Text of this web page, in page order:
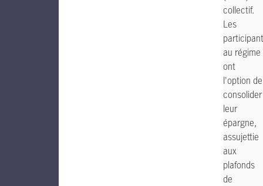
collectif.
Les
au régime
ont
l'option de
consolider
leur
épargne,
assujettie
aux
plafonds
de